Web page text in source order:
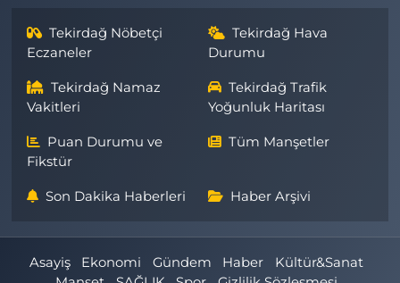
Tekirdağ Nöbetçi
Eczaneler
Tekirdağ Hava
Durumu
Tekirdağ Namaz
Vakitleri
Tekirdağ Trafik
Yoğunluk Haritası
Puan Durumu ve
Fikstür
Tüm Manşetler
Son Dakika Haberleri Haber Arşivi
Asayiş Ekonomi Gündem Haber
Kültür&Sanat